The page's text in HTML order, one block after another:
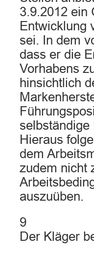
3.9.2012 ein
Entwicklung
sei. In dem
dass er die
Vorhabens
hinsichtlich
selbständige
Hieraus
dem
zudem nicht
auszuüben.
9
Der Kläger